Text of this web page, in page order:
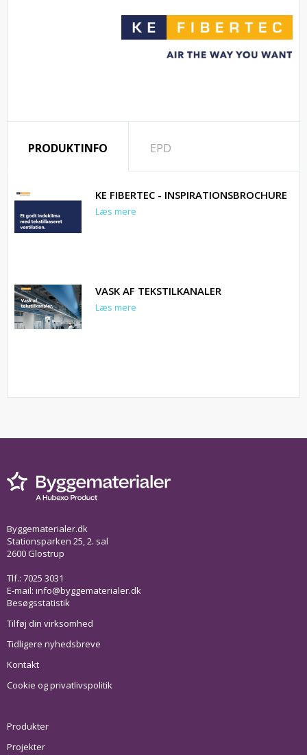
PRODUKTINFO EPD
KE FIBERTEC - INSPIRATIONSBROCHURE
Læs mere
VASK AF TEKSTILKANALER
Læs mere
Byggematerialer.dk
Stationsparken 25, 2. sal
2600 Glostrup
Tlf.: 7025 3031
E-mail: info@byggematerialer.dk
Besøgsstatistik
Tilføj din virksomhed
Tidligere nyhedsbreve
Kontakt
Cookie og privatlivspolitik
Produkter
Projekter